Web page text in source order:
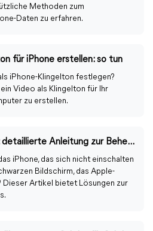
Methoden zum
Daten zu erfahren.
für iPhone erstellen: so tun
iPhone-Klingelton festlegen?
Video als Klingelton für Ihr
zu erstellen.
iOS-System reparieren: detaillierte Anleitung zur Behebung häufiger iOS-Probleme
iPhone, das sich nicht einschalten
Bildschirm, das Apple-
Dieser Artikel bietet Lösungen zur